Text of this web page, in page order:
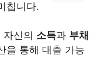
칩니다.
신의 소득과 부채
을 통해 대출 가능